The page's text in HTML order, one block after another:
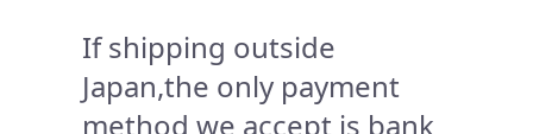
If shipping outside
Japan,the only payment
method we accept is bank